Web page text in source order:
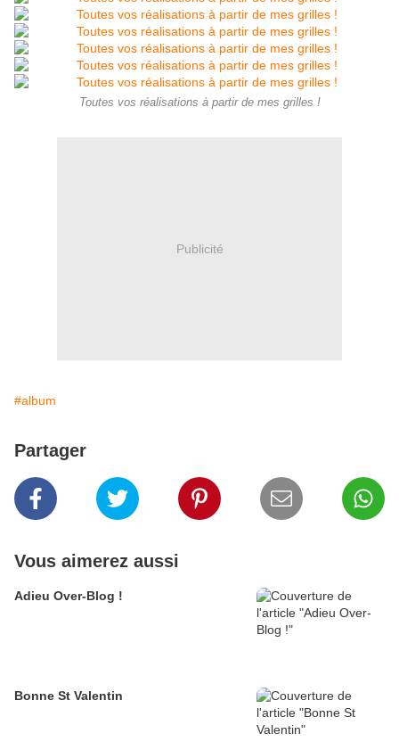
Toutes vos réalisations à partir de mes grilles !
Publicité
#album
Partager
Vous aimerez aussi
Adieu Over-Blog !
Bonne St Valentin